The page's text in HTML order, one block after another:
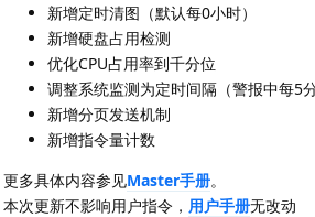
新增定时清图（默认每0小时）
新增硬盘占用检测
优化CPU占用率到千分位
调整系统监测为定时间隔（警报中每5
新增分页发送机制
新增指令量计数
更多具体内容参见Master手册。
本次更新不影响用户指令， 用户手册无改动